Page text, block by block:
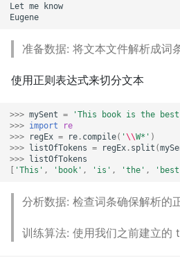
Let me know
准备数据: 将文本文件解析成词
使用正则表达式来切分文本
>>> mySent =
'This book is the
>>> import
re
>>>
regEx = re . compile( '\\W*' )
>>>
listOfTokens = regEx . split (
>>>
listOfTokens
'This' , 'book' , 'is' , 'the' ,
分析数据: 检查词条确保解析的
训练算法: 使用我们之前建立的